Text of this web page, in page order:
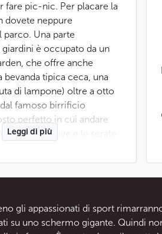
fare pic-nic. Per placare la
dovete neppure
parco. Una parte
giardini è occupato da un
che offre anche
bevanda tipica ceca, una
di lampone) oltre a otto
famoso birrificio
perfetto in cui andare
giornate estive e le serate
e i prezzi non vi
simile, di Letná, qui vi
in un bicchiere di vetro e
Leggi di più
gli appassionati di sport
su uno schermo gigante. Quindi